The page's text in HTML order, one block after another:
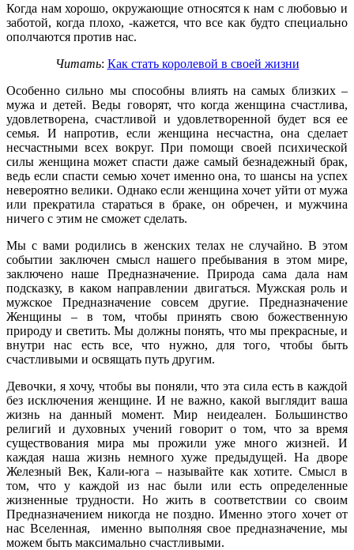
Когда нам хорошо, окружающие относятся к нам с любовью и
заботой, когда плохо, -кажется, что все как будто специально
ополчаются против нас.
Читать: Как стать королевой в своей жизни
Особенно сильно мы способны влиять на самых близких –
мужа и детей. Веды говорят, что когда женщина счастлива,
удовлетворена, счастливой и удовлетворенной будет вся ее
семья. И напротив, если женщина несчастна, она сделает
несчастными всех вокруг. При помощи своей психической
силы женщина может спасти даже самый безнадежный брак,
ведь если спасти семью хочет именно она, то шансы на успех
невероятно велики. Однако если женщина хочет уйти от мужа
или прекратила стараться в браке, он обречен, и мужчина
ничего с этим не сможет сделать.
Мы с вами родились в женских телах не случайно. В этом
событии заключен смысл нашего пребывания в этом мире,
заключено наше Предназначение. Природа сама дала нам
подсказку, в каком направлении двигаться. Мужская роль и
мужское Предназначение совсем другие. Предназначение
Женщины – в том, чтобы принять свою божественную
природу и светить. Мы должны понять, что мы прекрасные, и
внутри нас есть все, что нужно, для того, чтобы быть
счастливыми и освящать путь другим.
Девочки, я хочу, чтобы вы поняли, что эта сила есть в каждой
без исключения женщине. И не важно, какой выглядит ваша
жизнь на данный момент. Мир неидеален. Большинство
религий и духовных учений говорит о том, что за время
существования мира мы прожили уже много жизней. И
каждая наша жизнь немного хуже предыдущей. На дворе
Железный Век, Кали-юга – называйте как хотите. Смысл в
том, что у каждой из нас были или есть определенные
жизненные трудности. Но жить в соответствии со своим
Предназначением никогда не поздно. Именно этого хочет от
нас Вселенная, именно выполняя свое предназначение, мы
можем быть максимально счастливыми.